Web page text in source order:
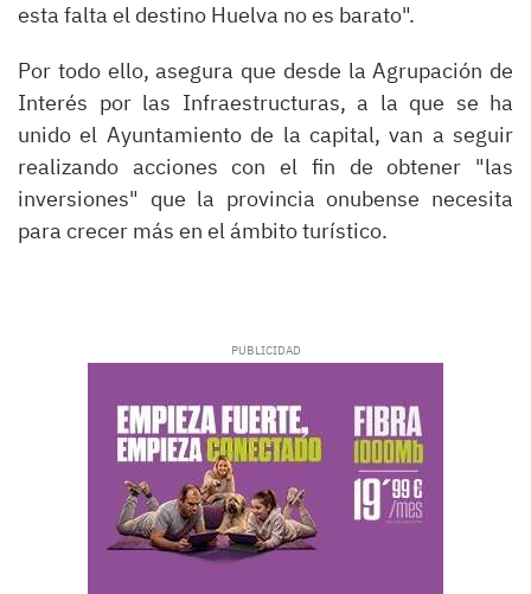
esta falta el destino Huelva no es barato".
Por todo ello, asegura que desde la Agrupación de
Interés por las Infraestructuras, a la que se ha
unido el Ayuntamiento de la capital, van a seguir
realizando acciones con el fin de obtener "las
inversiones" que la provincia onubense necesita
para crecer más en el ámbito turístico.